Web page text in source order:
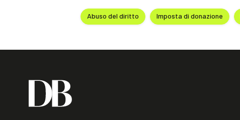
Abuso del diritto Imposta di donazione